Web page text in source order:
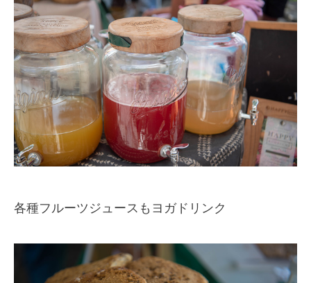
各種フルーツジュースもヨガドリンク